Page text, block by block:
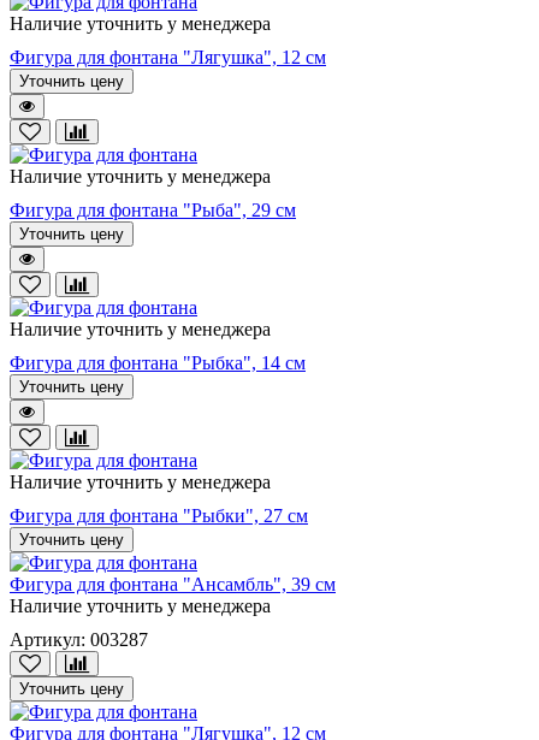
Наличие уточнить у менеджера
Фигура для фонтана "Лягушка", 12 см
Уточнить цену
Наличие уточнить у менеджера
Фигура для фонтана "Рыба", 29 см
Уточнить цену
Наличие уточнить у менеджера
Фигура для фонтана "Рыбка", 14 см
Уточнить цену
Наличие уточнить у менеджера
Фигура для фонтана "Рыбки", 27 см
Уточнить цену
Фигура для фонтана "Ансамбль", 39 см
Наличие уточнить у менеджера
Артикул: 003287
Уточнить цену
Фигура для фонтана "Лягушка", 12 см